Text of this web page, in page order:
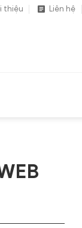
thiệu Liên hệ